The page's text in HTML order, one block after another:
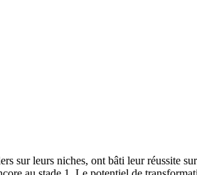
sur leurs niches, ont bâti leur réussite